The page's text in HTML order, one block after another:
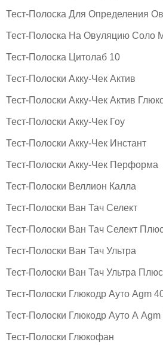
Тест-Полоска Для Определения
Тест-Полоска На Овуляцию Соло
Тест-Полоска Цитолаб 10
Тест-Полоски Акку-Чек Актив
Тест-Полоски Акку-Чек Актив
Тест-Полоски Акку-Чек Гоу
Тест-Полоски Акку-Чек Инстант
Тест-Полоски Акку-Чек Перформа
Тест-Полоски Веллион Калла
Тест-Полоски Ван Тач Селект
Тест-Полоски Ван Тач Селект
Тест-Полоски Ван Тач Ультра
Тест-Полоски Ван Тач Ультра Плюс
Тест-Полоски Глюкодр Ауто Agm
Тест-Полоски Глюкодр Ауто А Agm
Тест-Полоски Глюкофан